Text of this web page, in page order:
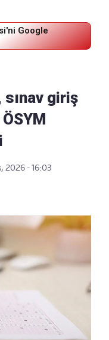
Google
sınav giriş
2026 - 16:03